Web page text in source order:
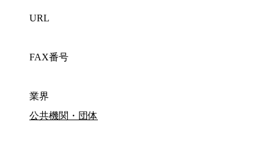
URL
FAX番号
業界
公共機関・団体